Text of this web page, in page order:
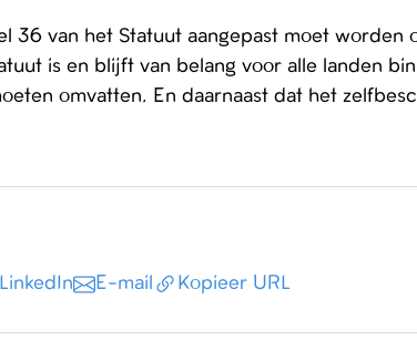
36 van het Statuut aangepast moet worden
is en blijft van belang voor alle landen
omvatten. En daarnaast dat het
LinkedIn E-mail Kopieer URL